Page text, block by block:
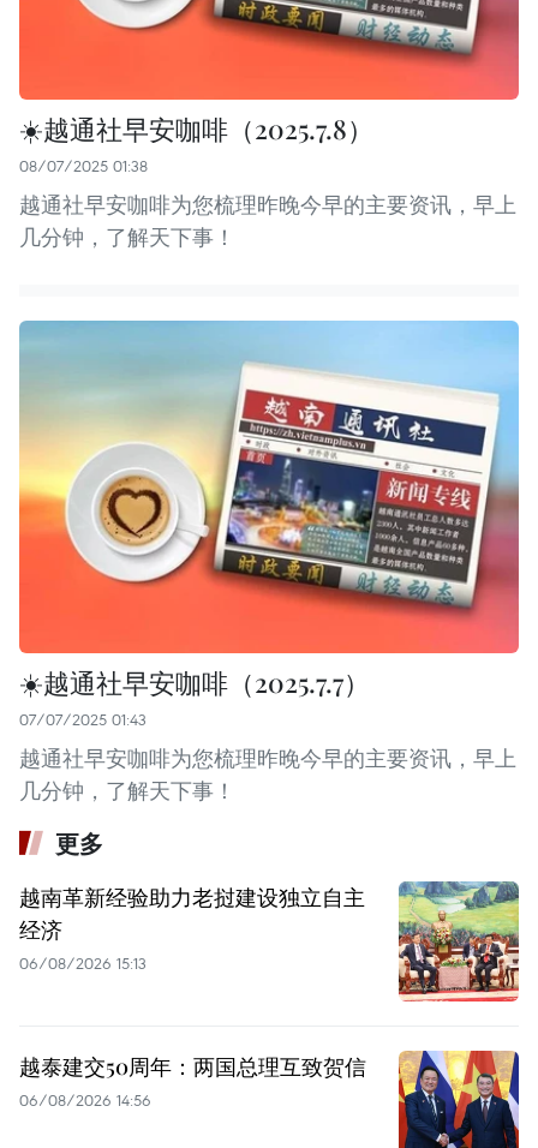
☀️越通社早安咖啡（2025.7.8）
08/07/2025 01:38
越通社早安咖啡为您梳理昨晚今早的主要资讯，早上
几分钟，了解天下事！
☀️越通社早安咖啡（2025.7.7）
07/07/2025 01:43
越通社早安咖啡为您梳理昨晚今早的主要资讯，早上
几分钟，了解天下事！
更多
越南革新经验助力老挝建设独立自主
经济
06/08/2026 15:13
越泰建交50周年：两国总理互致贺信
06/08/2026 14:56